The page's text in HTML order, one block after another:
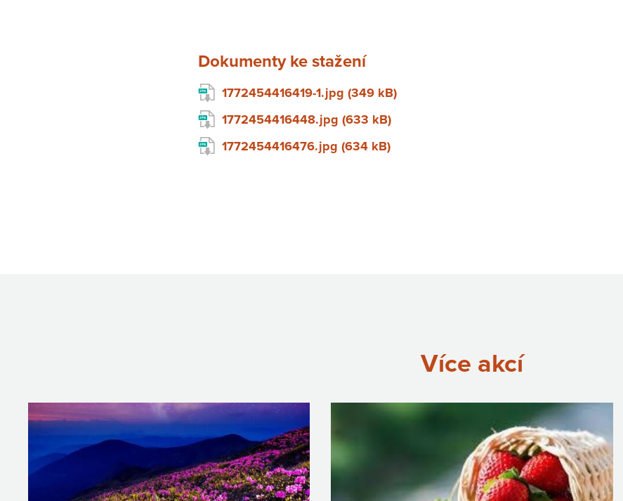
Dokumenty ke stažení
1772454416419-1.jpg (349 kB)
1772454416448.jpg (633 kB)
1772454416476.jpg (634 kB)
Více akcí